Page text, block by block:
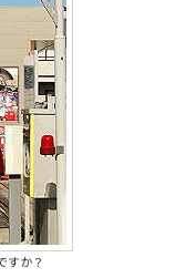
すか？